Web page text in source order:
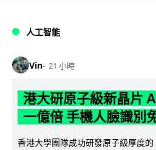
人工智能
Vin 21 小時
港大研原子級新晶片
一億倍 手機人臉識別
香港大學團隊成功研發原子級厚度的